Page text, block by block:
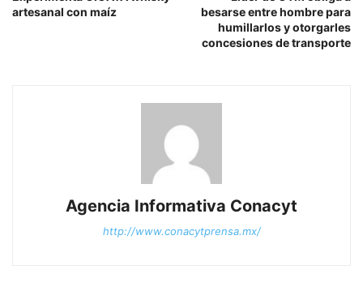
artesanal con maíz
besarse entre hombre para
humillarlos y otorgarles
concesiones de transporte
Agencia Informativa Conacyt
http://www.conacytprensa.mx/